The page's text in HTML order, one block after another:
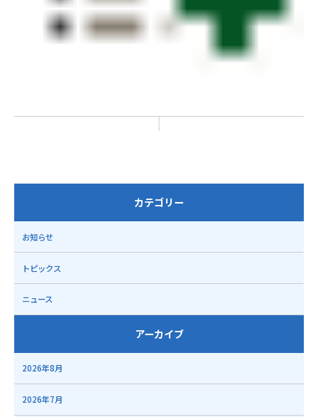
カテゴリー
お知らせ
トピックス
ニュース
アーカイブ
2026年8月
2026年7月